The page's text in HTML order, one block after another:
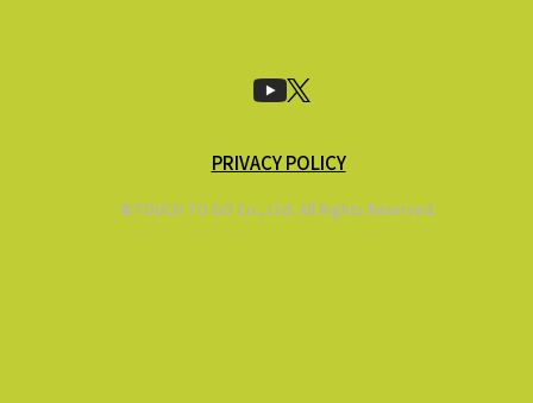
PRIVACY POLICY
©TOUCH TO GO Co., Ltd. All Rights Reserved.